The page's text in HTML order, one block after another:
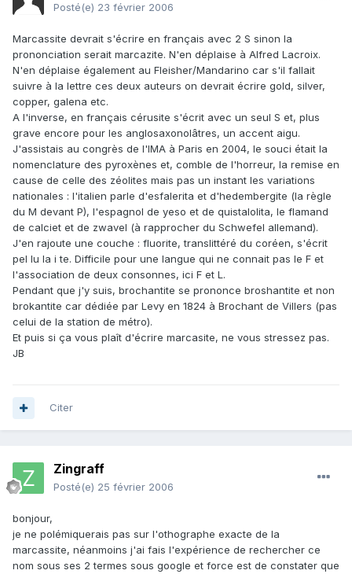
Posté(e) 23 février 2006
Marcassite devrait s'écrire en français avec 2 S sinon la
prononciation serait marcazite. N'en déplaise à Alfred Lacroix.
N'en déplaise également au Fleisher/Mandarino car s'il fallait
suivre à la lettre ces deux auteurs on devrait écrire gold, silver,
copper, galena etc.
A l'inverse, en français cérusite s'écrit avec un seul S et, plus
grave encore pour les anglosaxonolâtres, un accent aigu.
J'assistais au congrès de l'IMA à Paris en 2004, le souci était la
nomenclature des pyroxènes et, comble de l'horreur, la remise en
cause de celle des zéolites mais pas un instant les variations
nationales : l'italien parle d'esfalerita et d'hedembergite (la règle
du M devant P), l'espagnol de yeso et de quistalolita, le flamand
de calciet et de zwavel (à rapprocher du Schwefel allemand).
J'en rajoute une couche : fluorite, translittéré du coréen, s'écrit
pel lu la i te. Difficile pour une langue qui ne connait pas le F et
l'association de deux consonnes, ici F et L.
Pendant que j'y suis, brochantite se prononce broshantite et non
brokantite car dédiée par Levy en 1824 à Brochant de Villers (pas
celui de la station de métro).
Et puis si ça vous plaît d'écrire marcasite, ne vous stressez pas.
JB
Citer
Zingraff
Posté(e) 25 février 2006
bonjour,
je ne polémiquerais pas sur l'othographe exacte de la
marcassite, néanmoins j'ai fais l'expérience de rechercher ce
nom sous ses 2 termes sous google et force est de constater que